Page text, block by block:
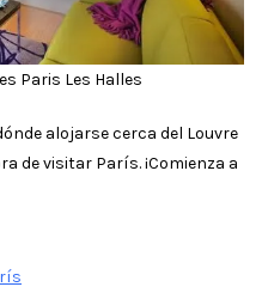
Paris Les Halles
alojarse cerca del Louvre
de visitar París. ¡Comienza a